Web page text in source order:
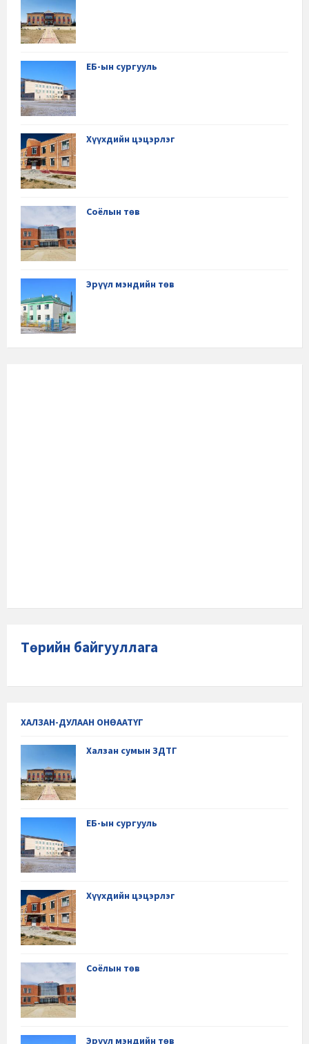
ЕБ-ын сургууль
Хүүхдийн цэцэрлэг
Соёлын төв
Эрүүл мэндийн төв
Төрийн байгууллага
ХАЛЗАН-ДУЛААН ОНӨААТҮГ
Халзан сумын ЗДТГ
ЕБ-ын сургууль
Хүүхдийн цэцэрлэг
Соёлын төв
Эрүүл мэндийн төв